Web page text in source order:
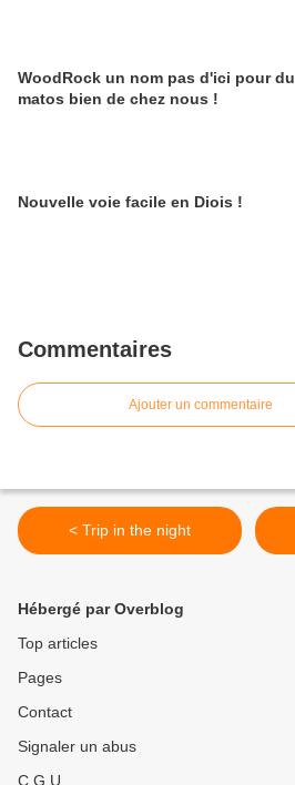
WoodRock un nom pas d'ici pour du
matos bien de chez nous !
Nouvelle voie facile en Diois !
Commentaires
Ajouter un commentaire
< Trip in the night
Hébergé par Overblog
Top articles
Pages
Contact
Signaler un abus
C.G.U.